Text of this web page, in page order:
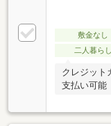
敷金なし
二人暮らし
クレジット
支払い可能